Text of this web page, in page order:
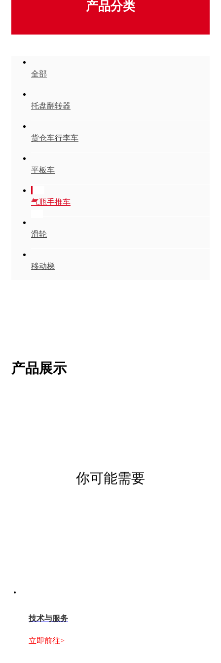
产品分类
全部
托盘翻转器
货仓车行李车
平板车
气瓶手推车
滑轮
移动梯
产品展示
你可能需要
技术与服务
立即前往>